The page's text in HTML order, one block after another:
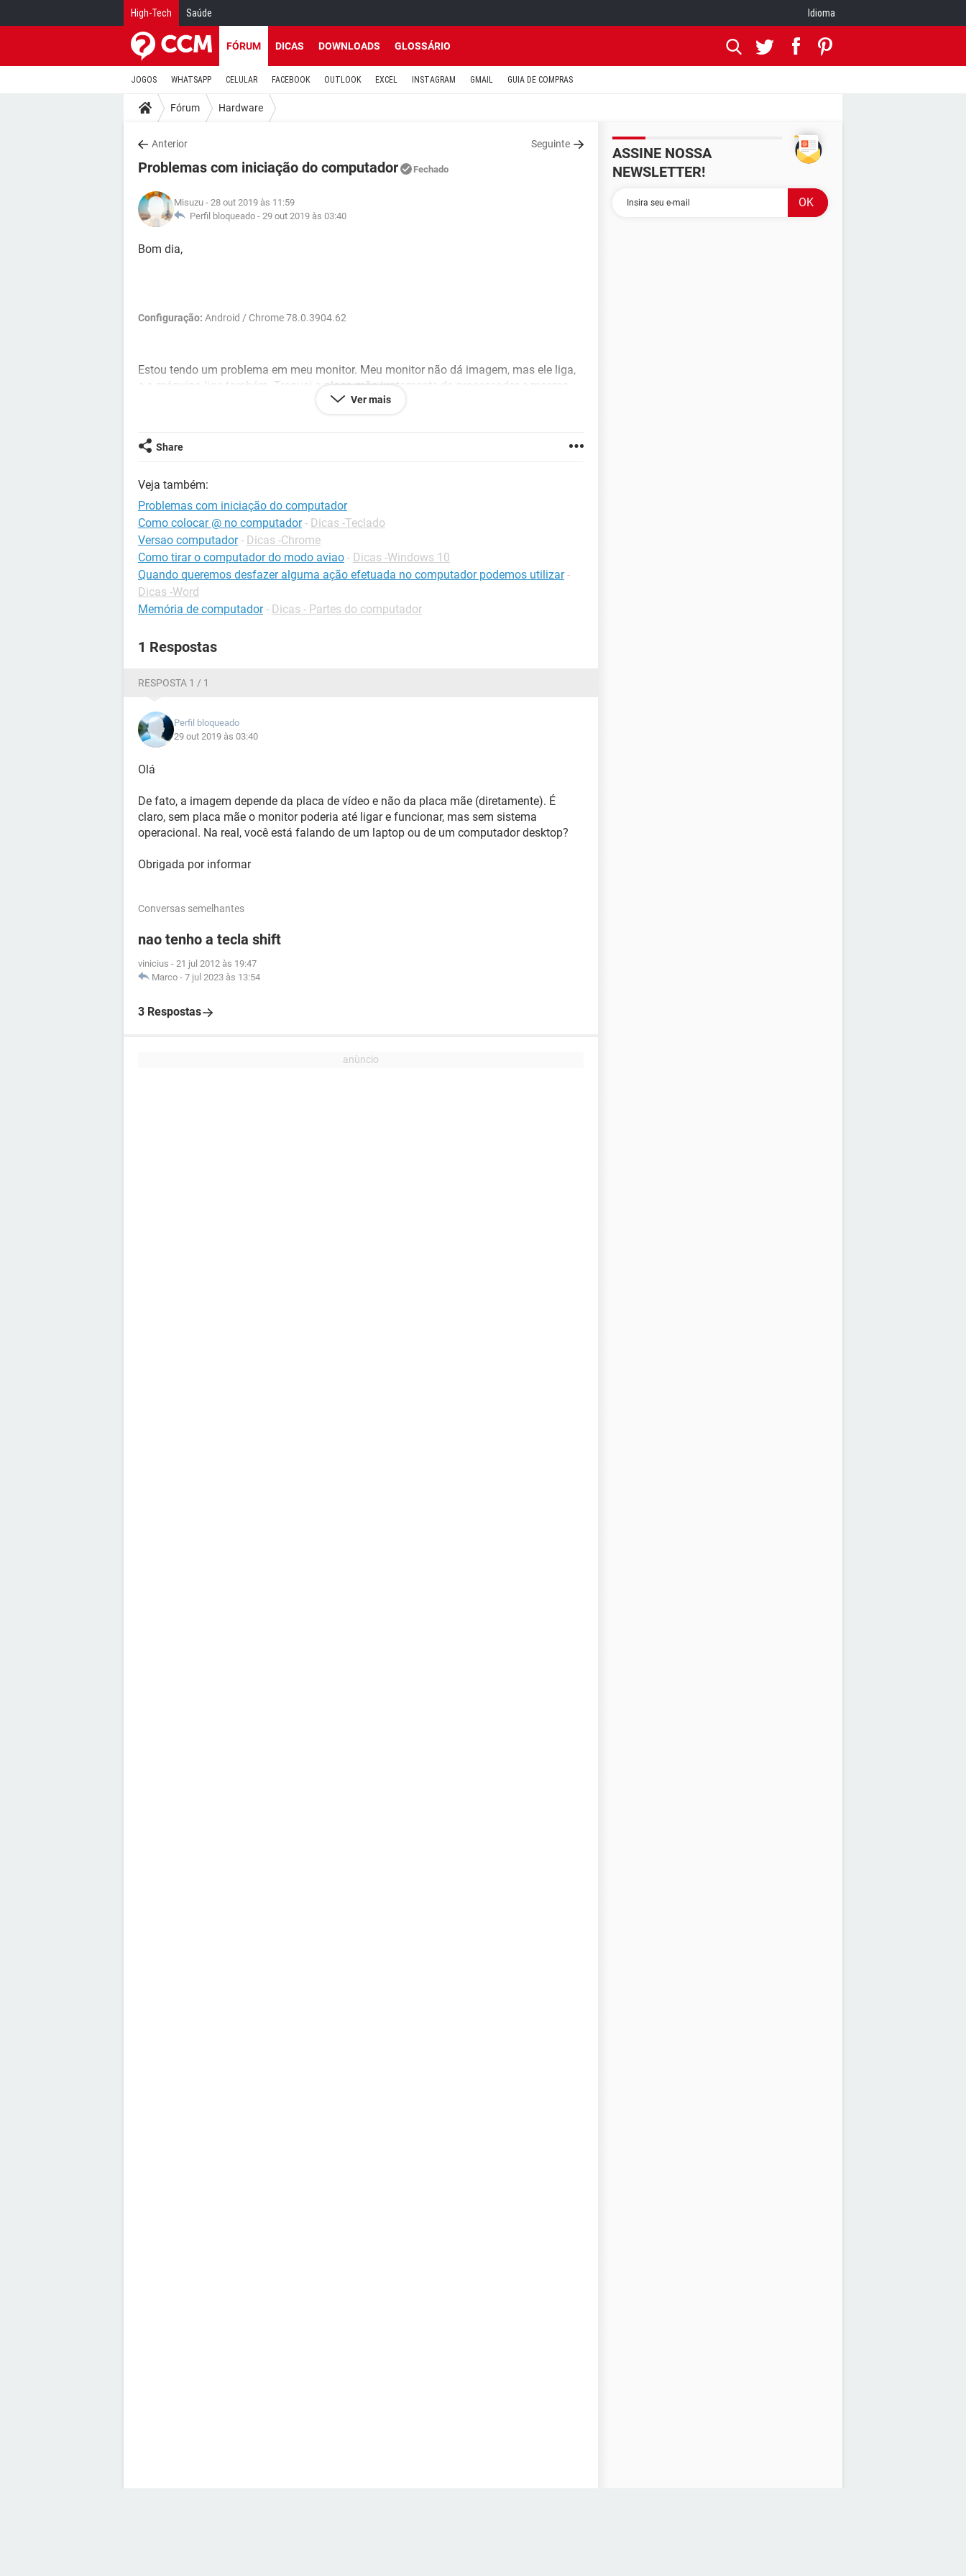
High-Tech Saúde Idioma
FÓRUM DICAS DOWNLOADS GLOSSÁRIO
JOGOS WHATSAPP CELULAR FACEBOOK OUTLOOK EXCEL INSTAGRAM GMAIL GUIA DE COMPRAS
Fórum Hardware
Anterior Seguinte
Problemas com iniciação do computador Fechado
Misuzu - 28 out 2019 às 11:59
Perfil bloqueado - 29 out 2019 às 03:40
Bom dia,
Configuração: Android / Chrome 78.0.3904.62
Estou tendo um problema em meu monitor. Meu monitor não dá imagem, mas ele liga,
e a máquina liga também. Troquei a placa mãe juntamente do processador e mesmo
assim não está dando imagem. O negócio é que a máquina liga, o mouse, e a bolinha
sei se a influência de uma placa de vídeo muda, pois eu não possuo uma e desconfio
Ver mais
Share
Veja também:
Problemas com iniciação do computador
Como colocar @ no computador - Dicas -Teclado
Versao computador - Dicas -Chrome
Como tirar o computador do modo aviao - Dicas -Windows 10
Quando queremos desfazer alguma ação efetuada no computador podemos utilizar -
Dicas -Word
Memória de computador - Dicas - Partes do computador
1 Respostas
RESPOSTA 1 / 1
Perfil bloqueado
29 out 2019 às 03:40
Olá
De fato, a imagem depende da placa de vídeo e não da placa mãe (diretamente). É
claro, sem placa mãe o monitor poderia até ligar e funcionar, mas sem sistema
operacional. Na real, você está falando de um laptop ou de um computador desktop?
Obrigada por informar
Conversas semelhantes
nao tenho a tecla shift
vinicius - 21 jul 2012 às 19:47
Marco - 7 jul 2023 às 13:54
3 Respostas
ASSINE NOSSA
NEWSLETTER!